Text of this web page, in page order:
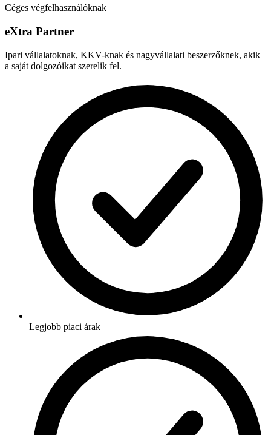
Céges végfelhasználóknak
eXtra Partner
Ipari vállalatoknak, KKV-knak és nagyvállalati beszerzőknek, akik
a saját dolgozóikat szerelik fel.
Legjobb piaci árak